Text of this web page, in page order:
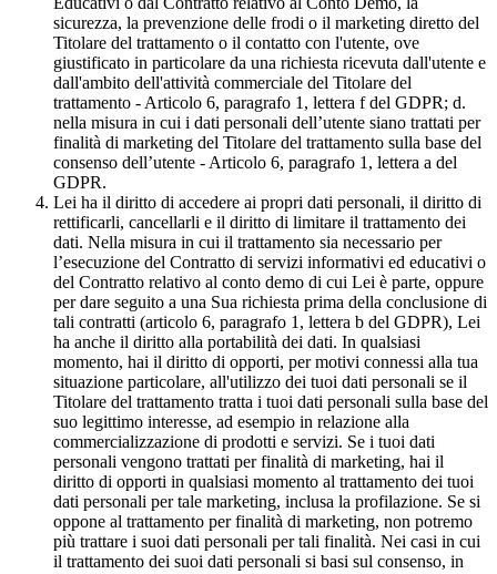
sicurezza, la prevenzione delle frodi o il marketing diretto del
Titolare del trattamento o il contatto con l'utente, ove
giustificato in particolare da una richiesta ricevuta dall'utente e
dall'ambito dell'attività commerciale del Titolare del
trattamento - Articolo 6, paragrafo 1, lettera f del GDPR; d.
nella misura in cui i dati personali dell’utente siano trattati per
finalità di marketing del Titolare del trattamento sulla base del
consenso dell’utente - Articolo 6, paragrafo 1, lettera a del
GDPR.
Lei ha il diritto di accedere ai propri dati personali, il diritto di
rettificarli, cancellarli e il diritto di limitare il trattamento dei
dati. Nella misura in cui il trattamento sia necessario per
l’esecuzione del Contratto di servizi informativi ed educativi o
del Contratto relativo al conto demo di cui Lei è parte, oppure
per dare seguito a una Sua richiesta prima della conclusione di
tali contratti (articolo 6, paragrafo 1, lettera b del GDPR), Lei
ha anche il diritto alla portabilità dei dati. In qualsiasi
momento, hai il diritto di opporti, per motivi connessi alla tua
situazione particolare, all'utilizzo dei tuoi dati personali se il
Titolare del trattamento tratta i tuoi dati personali sulla base del
suo legittimo interesse, ad esempio in relazione alla
commercializzazione di prodotti e servizi. Se i tuoi dati
personali vengono trattati per finalità di marketing, hai il
diritto di opporti in qualsiasi momento al trattamento dei tuoi
dati personali per tale marketing, inclusa la profilazione. Se si
oppone al trattamento per finalità di marketing, non potremo
più trattare i suoi dati personali per tali finalità. Nei casi in cui
il trattamento dei suoi dati personali si basi sul consenso, in